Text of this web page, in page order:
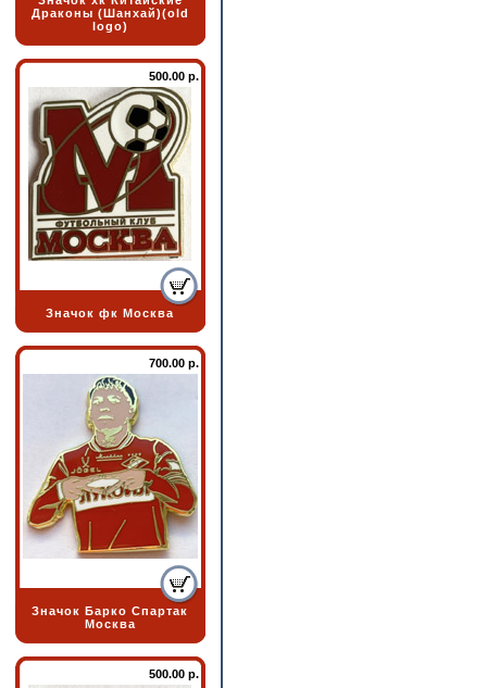
Драконы (Шанхай)(old
logo)
500.00 р.
Значок фк Москва
700.00 р.
Значок Барко Спартак
Москва
500.00 р.